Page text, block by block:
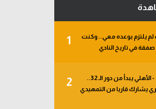
1
لم يلتزم بوعده معي.. وكنت
في تاريخ النادي
2
خبر في الجول - الأهلي يبدأ من دور الـ 32..
يشارك قاريا من التمهيدي